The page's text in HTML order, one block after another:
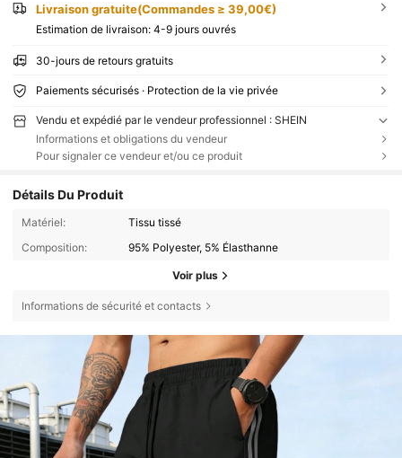
Livraison gratuite(Commandes ≥ 39,00€)
Estimation de livraison: 4-9 jours ouvrés
30-jours de retours gratuits
Paiements sécurisés · Protection de la vie privée
Vendu et expédié par le vendeur professionnel : SHEIN
Informations et obligations du vendeur
Pour signaler ce vendeur et/ou ce produit
Détails Du Produit
Matériel:
Tissu tissé
Composition:
95% Polyester, 5% Élasthanne
Voir plus
Informations de sécurité et contacts